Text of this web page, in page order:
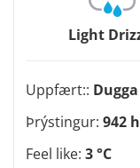
Light
Uppfært:: Dugga
Þrýstingur: 942
Feel like: 3 °C